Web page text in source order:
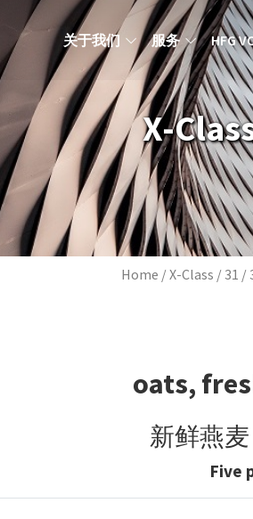
MAIN
关于我们 服务 HFG
X-
Home X-Class 31
oats,
新鲜燕麦
Five